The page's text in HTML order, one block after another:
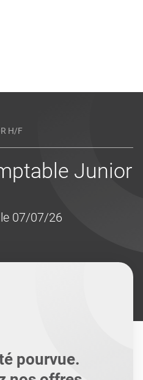
H/F
Junior
07/07/26
pourvue.